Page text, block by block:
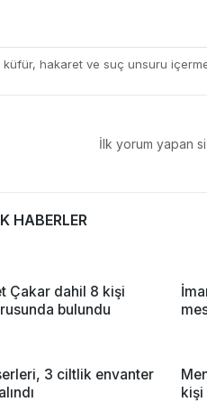
küfür, hakaret ve suç unsuru
İlk yorum yapan
HABERLER
Çakar dahil 8 kişi
bulundu
3 ciltlik envanter
kişi